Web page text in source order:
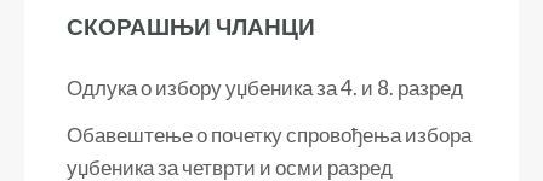
СКОРАШЊИ ЧЛАНЦИ
Одлука о избору уџбеника за 4. и 8. разред
Обавештење о почетку спровођења избора
уџбеника за четврти и осми разред